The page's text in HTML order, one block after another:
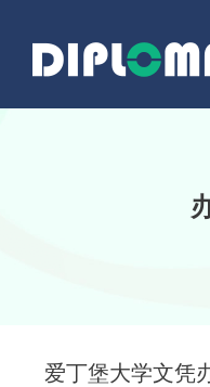
爱丁堡大学文凭